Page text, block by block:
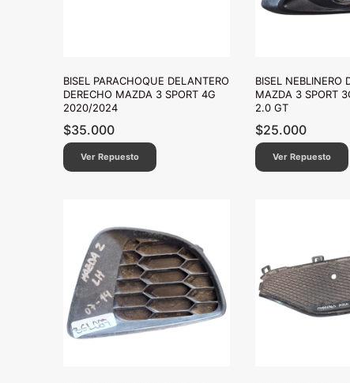
BISEL PARACHOQUE DELANTERO
DERECHO MAZDA 3 SPORT 4G
2020/2024
$35.000
Ver Repuesto
BISEL NEBLINERO
MAZDA 3 SPORT
2.0 GT
$25.000
Ver Repuesto